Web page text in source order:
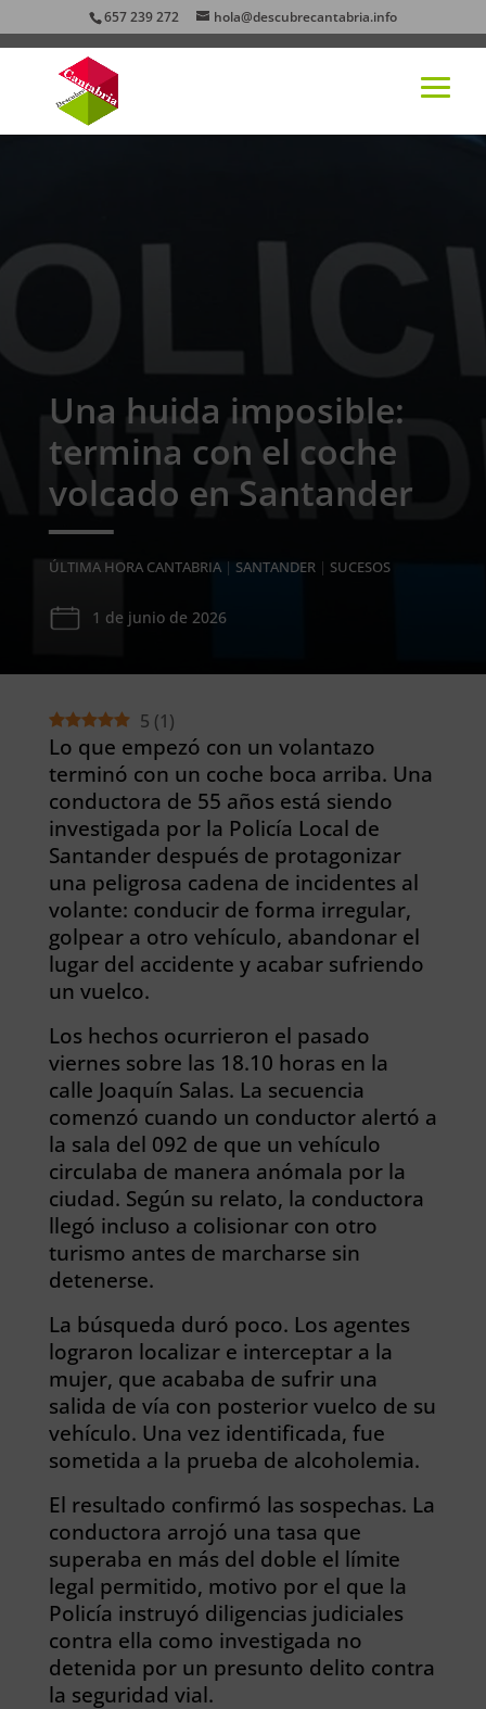
657 239 272 hola@descubrecantabria.info
Una huida imposible:
termina con el coche
volcado en Santander
ÚLTIMA HORA CANTABRIA| SANTANDER| SUCESOS
1 de junio de 2026
5 (1)
Lo que empezó con un volantazo
terminó con un coche boca arriba. Una
conductora de 55 años está siendo
investigada por la Policía Local de
Santander después de protagonizar
una peligrosa cadena de incidentes al
volante: conducir de forma irregular,
golpear a otro vehículo, abandonar el
lugar del accidente y acabar sufriendo
un vuelco.
Los hechos ocurrieron el pasado
viernes sobre las 18.10 horas en la
calle Joaquín Salas. La secuencia
comenzó cuando un conductor alertó a
la sala del 092 de que un vehículo
circulaba de manera anómala por la
ciudad. Según su relato, la conductora
llegó incluso a colisionar con otro
turismo antes de marcharse sin
detenerse.
La búsqueda duró poco. Los agentes
lograron localizar e interceptar a la
mujer, que acababa de sufrir una
salida de vía con posterior vuelco de su
vehículo. Una vez identificada, fue
sometida a la prueba de alcoholemia.
El resultado confirmó las sospechas. La
conductora arrojó una tasa que
superaba en más del doble el límite
legal permitido, motivo por el que la
Policía instruyó diligencias judiciales
contra ella como investigada no
detenida por un presunto delito contra
la seguridad vial.